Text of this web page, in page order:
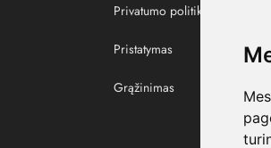
Privatumo politika
Pristatymas
Grąžinimas